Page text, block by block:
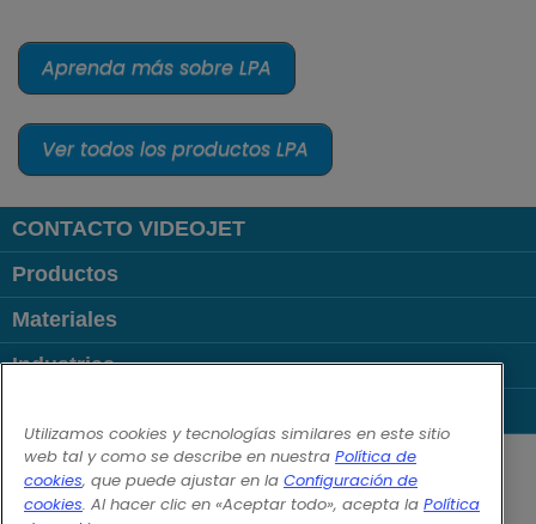
Aprenda más sobre LPA
Ver todos los productos LPA
CONTACTO VIDEOJET
Productos
Materiales
Industrias
Follow us on:
Utilizamos cookies y tecnologías similares en este sitio
web tal y como se describe en nuestra Política de
cookies, que puede ajustar en la Configuración de
cookies. Al hacer clic en «Aceptar todo», acepta la Política